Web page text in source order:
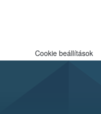
Cookie beállítások